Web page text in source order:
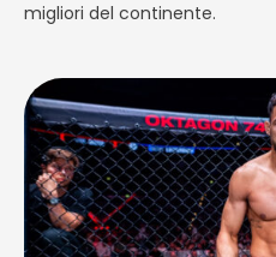
migliori del continente.